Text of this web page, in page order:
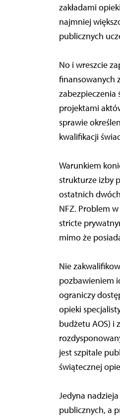
zakładami
najmniej
publicznych
No i wreszcie
finansowanych
zabezpieczenia
projektami
sprawie
kwalifikacji
Warunkiem
strukturze izby
ostatnich
NFZ. Problem
stricte
mimo że
Nie
pozbawieniem
ograniczy
opieki
budżetu AOS) i
jest szpitale
świątecznej
Jedyna
publicznych, a